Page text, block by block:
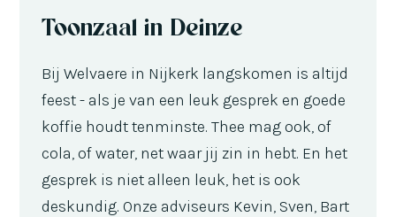
Toonzaal in Deinze
Bij Welvaere in Nijkerk langskomen is altijd
feest - als je van een leuk gesprek en goede
koffie houdt tenminste. Thee mag ook, of
cola, of water, net waar jij zin in hebt. En het
gesprek is niet alleen leuk, het is ook
deskundig. Onze adviseurs Kevin, Sven, Bart